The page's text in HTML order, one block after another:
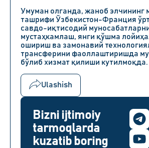
Умуман олганда, жаноб элчининг
ташрифи Ўзбекистон-Франция
савдо-иқтисодий
мустаҳкамлаш, янги қўшма
ошириш ва замонавий
трансферини фаоллаштиришда
бўлиб хизмат қилиши кутилмоқда.
Ulashish
Bizni ijtimoiy
tarmoqlarda
kuzatib boring